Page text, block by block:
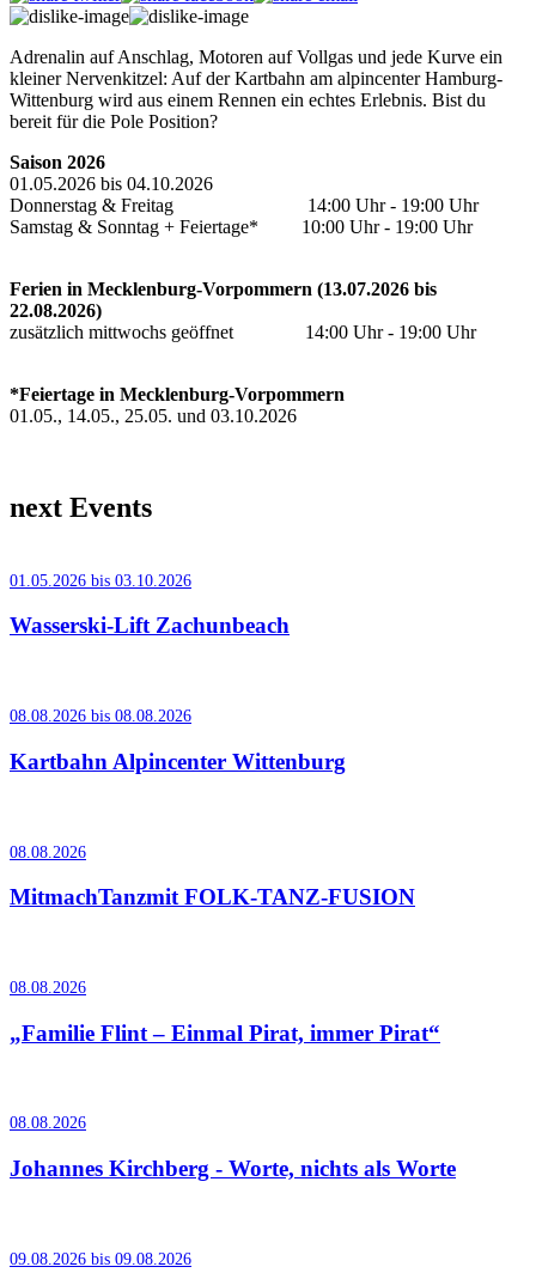
Adrenalin auf Anschlag, Motoren auf Vollgas und jede Kurve ein
kleiner Nervenkitzel: Auf der Kartbahn am alpincenter Hamburg-
Wittenburg wird aus einem Rennen ein echtes Erlebnis. Bist du
bereit für die Pole Position?
Saison 2026
01.05.2026 bis 04.10.2026
Donnerstag & Freitag 14:00 Uhr - 19:00 Uhr
Samstag & Sonntag + Feiertage* 10:00 Uhr - 19:00 Uhr
Ferien in Mecklenburg-Vorpommern (13.07.2026 bis
22.08.2026)
zusätzlich mittwochs geöffnet 14:00 Uhr - 19:00 Uhr
*Feiertage in Mecklenburg-Vorpommern
01.05., 14.05., 25.05. und 03.10.2026
next Events
01.05.2026 bis 03.10.2026
Wasserski-Lift Zachunbeach
08.08.2026 bis 08.08.2026
Kartbahn Alpincenter Wittenburg
08.08.2026
MitmachTanzmit FOLK-TANZ-FUSION
08.08.2026
„Familie Flint – Einmal Pirat, immer Pirat“
08.08.2026
Johannes Kirchberg - Worte, nichts als Worte
09.08.2026 bis 09.08.2026